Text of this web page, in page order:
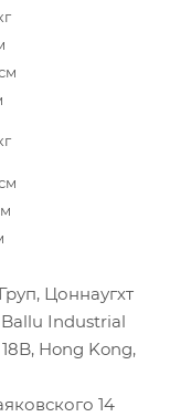
Цоннаугхт
Ballu Industrial
Hong Kong,
14